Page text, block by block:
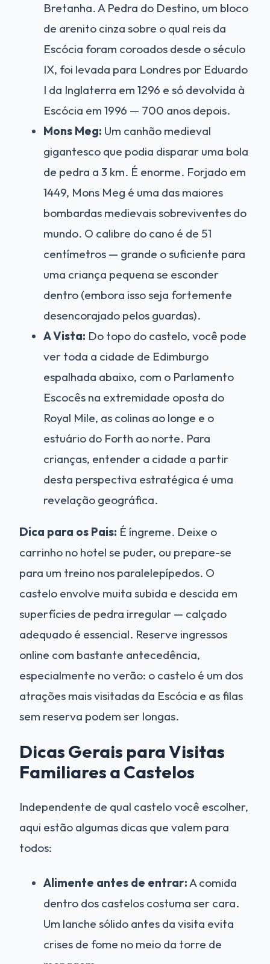
Bretanha. A Pedra do Destino, um bloco
de arenito cinza sobre o qual reis da
Escócia foram coroados desde o século
IX, foi levada para Londres por Eduardo
I da Inglaterra em 1296 e só devolvida à
Escócia em 1996 — 700 anos depois.
Mons Meg: Um canhão medieval
gigantesco que podia disparar uma bola
de pedra a 3 km. É enorme. Forjado em
1449, Mons Meg é uma das maiores
bombardas medievais sobreviventes do
mundo. O calibre do cano é de 51
centímetros — grande o suficiente para
uma criança pequena se esconder
dentro (embora isso seja fortemente
desencorajado pelos guardas).
A Vista: Do topo do castelo, você pode
ver toda a cidade de Edimburgo
espalhada abaixo, com o Parlamento
Escocês na extremidade oposta do
Royal Mile, as colinas ao longe e o
estuário do Forth ao norte. Para
crianças, entender a cidade a partir
desta perspectiva estratégica é uma
revelação geográfica.
Dica para os Pais: É íngreme. Deixe o
carrinho no hotel se puder, ou prepare-se
para um treino nos paralelepípedos. O
castelo envolve muita subida e descida em
superfícies de pedra irregular — calçado
adequado é essencial. Reserve ingressos
online com bastante antecedência,
especialmente no verão: o castelo é um dos
atrações mais visitadas da Escócia e as filas
sem reserva podem ser longas.
Dicas Gerais para Visitas
Familiares a Castelos
Independente de qual castelo você escolher,
aqui estão algumas dicas que valem para
todos:
Alimente antes de entrar:A comida
dentro dos castelos costuma ser cara.
Um lanche sólido antes da visita evita
crises de fome no meio da torre de